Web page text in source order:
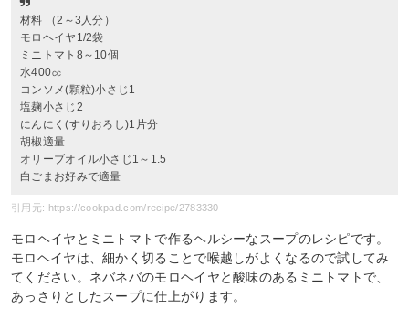
材料 （2～3人分）
モロヘイヤ1/2袋
ミニトマト8～10個
水400㏄
コンソメ(顆粒)小さじ1
塩麹小さじ2
にんにく(すりおろし)1片分
胡椒適量
オリーブオイル小さじ1～1.5
白ごまお好みで適量
引用元: https://cookpad.com/recipe/2783330
モロヘイヤとミニトマトで作るヘルシーなスープのレシピです。
モロヘイヤは、細かく切ることで喉越しがよくなるので試してみ
てください。ネバネバのモロヘイヤと酸味のあるミニトマトで、
あっさりとしたスープに仕上がります。